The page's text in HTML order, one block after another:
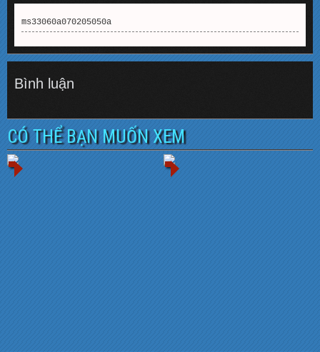
ms33060a070205050a
Bình luận
CÓ THỂ BẠN MUỐN XEM